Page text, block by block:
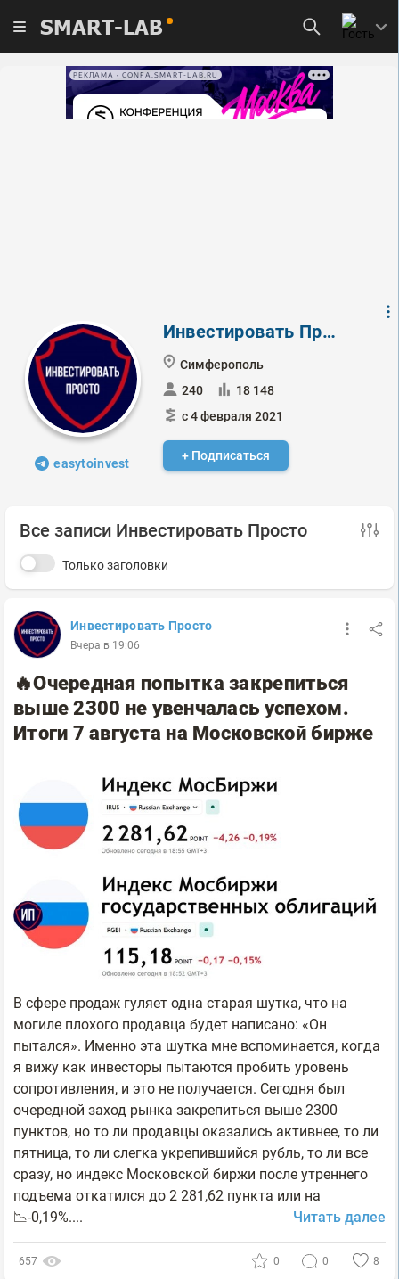
SMART-LAB
РЕКЛАМА • CONFA.SMART-LAB.RU
easytoinvest
Инвестировать Просто
Симферополь
240
18 148
с 4 февраля 2021
+ Подписаться
Все записи Инвестировать Просто
Только заголовки
Инвестировать Просто
Вчера в 19:06
🔥Очередная попытка закрепиться
выше 2300 не увенчалась успехом.
Итоги 7 августа на Московской бирже
В сфере продаж гуляет одна старая шутка, что на
могиле плохого продавца будет написано: «Он
пытался». Именно эта шутка мне вспоминается, когда
я вижу как инвесторы пытаются пробить уровень
сопротивления, и это не получается. Сегодня был
очередной заход рынка закрепиться выше 2300
пунктов, но то ли продавцы оказались активнее, то ли
пятница, то ли слегка укрепившийся рубль, то ли все
сразу, но индекс Московской биржи после утреннего
подъема откатился до 2 281,62 пункта или на
📉-0,19%....
Читать далее
657 0 0 8